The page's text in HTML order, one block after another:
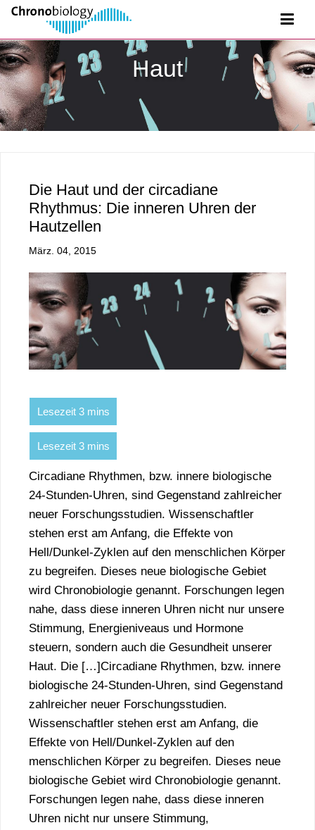
Haut
Die Haut und der circadiane
Rhythmus: Die inneren Uhren der
Hautzellen
März. 04, 2015
Circadiane Rhythmen, bzw. innere biologische
24-Stunden-Uhren, sind Gegenstand zahlreicher
neuer Forschungsstudien. Wissenschaftler
stehen erst am Anfang, die Effekte von
Hell/Dunkel-Zyklen auf den menschlichen Körper
zu begreifen. Dieses neue biologische Gebiet
wird Chronobiologie genannt. Forschungen legen
nahe, dass diese inneren Uhren nicht nur unsere
Stimmung, Energieniveaus und Hormone
steuern, sondern auch die Gesundheit unserer
Haut. Die […]Circadiane Rhythmen, bzw. innere
biologische 24-Stunden-Uhren, sind Gegenstand
zahlreicher neuer Forschungsstudien.
Wissenschaftler stehen erst am Anfang, die
Effekte von Hell/Dunkel-Zyklen auf den
menschlichen Körper zu begreifen. Dieses neue
biologische Gebiet wird Chronobiologie genannt.
Forschungen legen nahe, dass diese inneren
Uhren nicht nur unsere Stimmung,